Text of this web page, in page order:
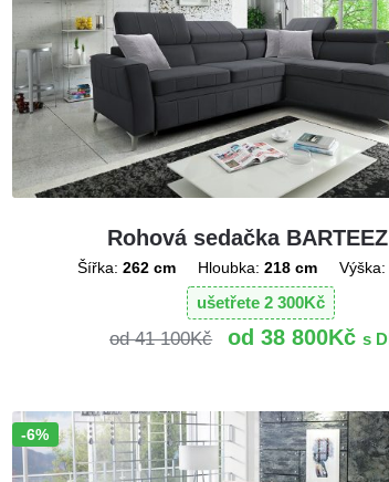
Rohová sedačka
Šířka: 262 cm Hloubka: 218 cm Výška:
ušetřete 2 300Kč
41 100Kč 38 800Kč s
Sleva!
-6%